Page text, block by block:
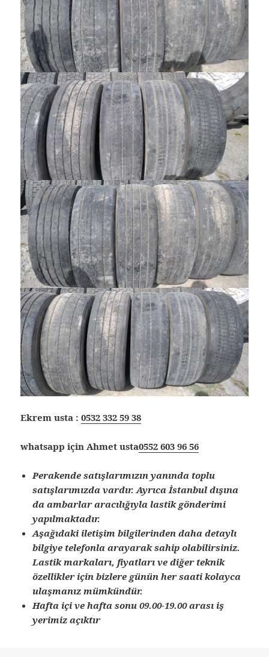
Ekrem usta :0532 332 59 38
whatsapp için Ahmet usta0552 603 96 56
Perakende satışlarımızın yanında toplu
satışlarımızda vardır. Ayrıca İstanbul dışına
da ambarlar aracılığıyla lastik gönderimi
yapılmaktadır.
Aşağıdaki iletişim bilgilerinden daha detaylı
bilgiye telefonla arayarak sahip olabilirsiniz.
Lastik markaları, fiyatları ve diğer teknik
özellikler için bizlere günün her saati kolayca
ulaşmanız mümkündür.
Hafta içi ve hafta sonu 09.00-19.00 arası iş
yerimiz açıktır